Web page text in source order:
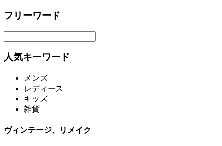
フリーワード
人気キーワード
メンズ
レディース
キッズ
雑貨
ヴィンテージ、リメイク